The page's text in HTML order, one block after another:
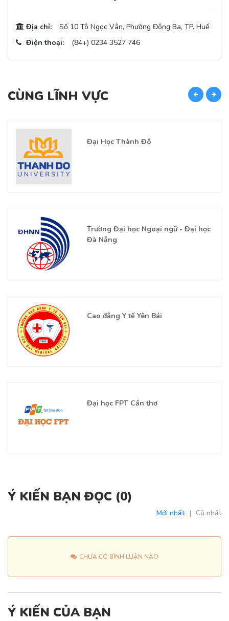
Địa chỉ:
Số 10 Tô Ngọc Vân, Phường Đông Ba, TP. Huế
Điện thoại:
(84+) 0234 3527 746
CÙNG LĨNH VỰC
Đại Học Thành Đô
Trường Đại học Ngoại ngữ - Đại học
Đà Nẵng
Cao đẳng Y tế Yên Bái
Đại học FPT Cần thơ
Ý KIẾN BẠN ĐỌC (0)
Mới nhất | Cũ nhất
CHƯA CÓ BÌNH LUẬN NÀO
Ý KIẾN CỦA BẠN